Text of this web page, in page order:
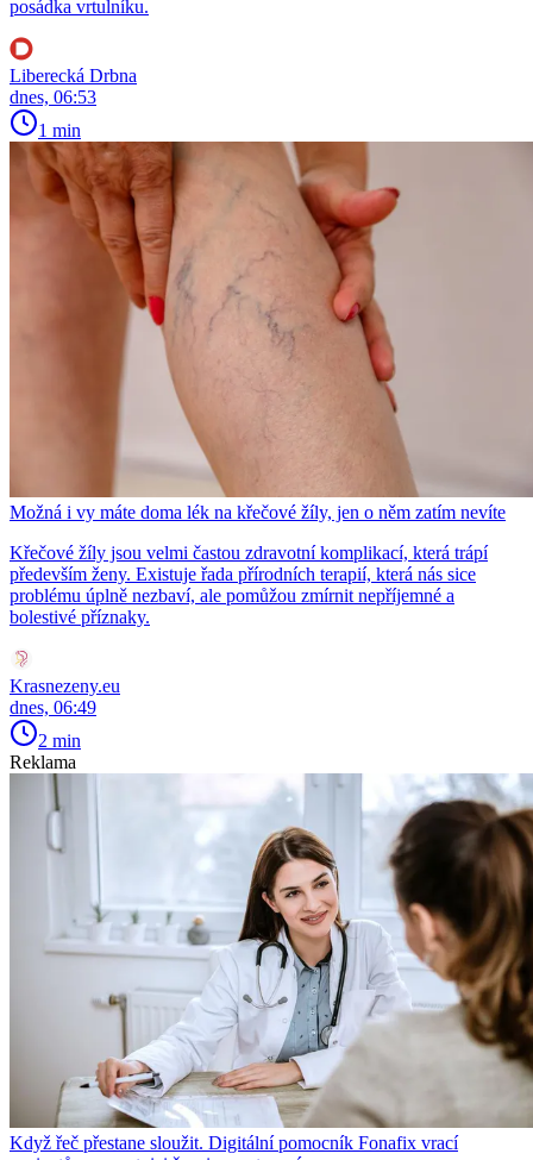
posádka vrtulníku.
Liberecká Drbna
dnes, 06:53
1 min
Možná i vy máte doma lék na křečové žíly, jen o něm zatím nevíte
Křečové žíly jsou velmi častou zdravotní komplikací, která trápí
především ženy. Existuje řada přírodních terapií, která nás sice
problému úplně nezbaví, ale pomůžou zmírnit nepříjemné a
bolestivé příznaky.
Krasnezeny.eu
dnes, 06:49
2 min
Reklama
Když řeč přestane sloužit. Digitální pomocník Fonafix vrací